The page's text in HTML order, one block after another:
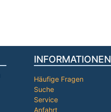
INFORMATIONEN
Häufige Fragen
Suche
Service
Anfahrt